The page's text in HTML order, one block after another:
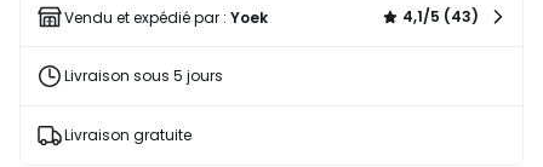
liste
Vendu et expédié par : Yoek 4,1/5 (43)
Livraison sous 5 jours
Livraison gratuite